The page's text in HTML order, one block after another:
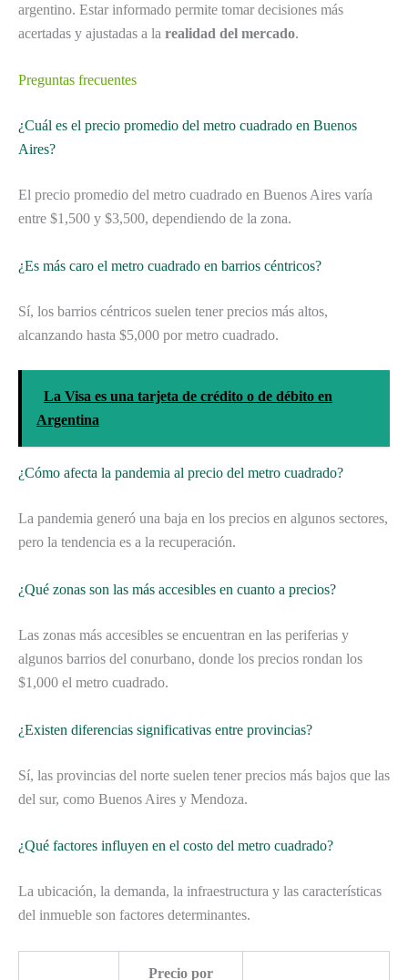
argentino. Estar informado permite tomar decisiones más
acertadas y ajustadas a la realidad del mercado.
Preguntas frecuentes
¿Cuál es el precio promedio del metro cuadrado en Buenos
Aires?
El precio promedio del metro cuadrado en Buenos Aires varía
entre $1,500 y $3,500, dependiendo de la zona.
¿Es más caro el metro cuadrado en barrios céntricos?
Sí, los barrios céntricos suelen tener precios más altos,
alcanzando hasta $5,000 por metro cuadrado.
La Visa es una tarjeta de crédito o de débito en
Argentina
¿Cómo afecta la pandemia al precio del metro cuadrado?
La pandemia generó una baja en los precios en algunos sectores,
pero la tendencia es a la recuperación.
¿Qué zonas son las más accesibles en cuanto a precios?
Las zonas más accesibles se encuentran en las periferias y
algunos barrios del conurbano, donde los precios rondan los
$1,000 el metro cuadrado.
¿Existen diferencias significativas entre provincias?
Sí, las provincias del norte suelen tener precios más bajos que las
del sur, como Buenos Aires y Mendoza.
¿Qué factores influyen en el costo del metro cuadrado?
La ubicación, la demanda, la infraestructura y las características
del inmueble son factores determinantes.
Precio por